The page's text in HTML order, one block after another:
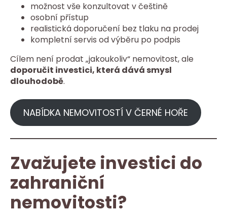
možnost vše konzultovat v češtině
osobní přístup
realistická doporučení bez tlaku na prodej
kompletní servis od výběru po podpis
Cílem není prodat „jakoukoliv“ nemovitost, ale
doporučit investici, která dává smysl
dlouhodobě.
NABÍDKA NEMOVITOSTÍ V ČERNÉ HOŘE
Zvažujete investici do
zahraniční
nemovitosti?